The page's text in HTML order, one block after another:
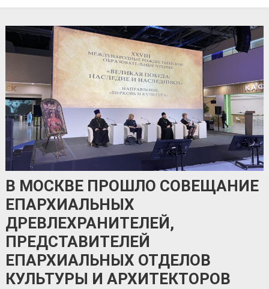
В МОСКВЕ ПРОШЛО СОВЕЩАНИЕ
ЕПАРХИАЛЬНЫХ
ДРЕВЛЕХРАНИТЕЛЕЙ,
ПРЕДСТАВИТЕЛЕЙ
ЕПАРХИАЛЬНЫХ ОТДЕЛОВ
КУЛЬТУРЫ И АРХИТЕКТОРОВ